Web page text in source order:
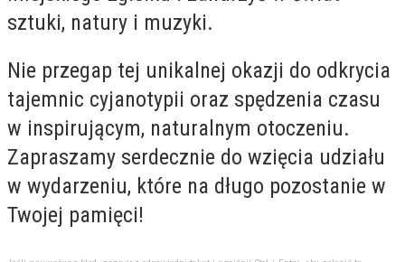
sztuki, natury i muzyki.
Nie przegap tej unikalnej okazji do odkrycia
tajemnic cyjanotypii oraz spędzenia czasu
w inspirującym, naturalnym otoczeniu.
Zapraszamy serdecznie do wzięcia udziału
w wydarzeniu, które na długo pozostanie w
Twojej pamięci!